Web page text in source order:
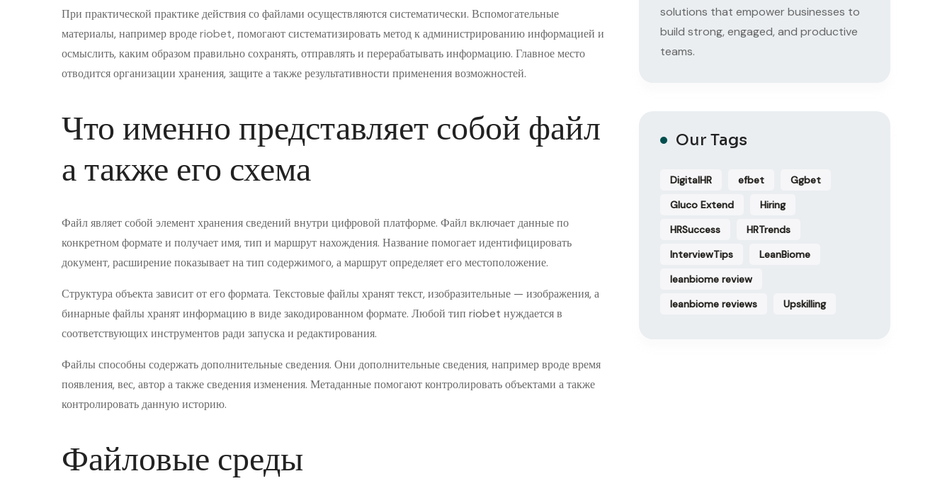
При практической практике действия со файлами осуществляются систематически. Вспомогательные
материалы, например вродеriobet, помогают систематизировать метод к администрированию информацией и
осмыслить, каким образом правильно сохранять, отправлять и перерабатывать информацию. Главное место
отводится организации хранения, защите а также результативности применения возможностей.
Что именно представляет собой файл
а также его схема
Файл являет собой элемент хранения сведений внутри цифровой платформе. Файл включает данные по
конкретном формате и получает имя, тип и маршрут нахождения. Название помогает идентифицировать
документ, расширение показывает на тип содержимого, а маршрут определяет его местоположение.
Структура объекта зависит от его формата. Текстовые файлы хранят текст, изобразительные — изображения, а
бинарные файлы хранят информацию в виде закодированном формате. Любой тип riobet нуждается в
соответствующих инструментов ради запуска и редактирования.
Файлы способны содержать дополнительные сведения. Они дополнительные сведения, например вроде время
появления, вес, автор а также сведения изменения. Метаданные помогают контролировать объектами а также
контролировать данную историю.
Файловые среды
solutions that empower businesses to
build strong, engaged, and productive
teams.
Our Tags
DigitalHR efbet
Ggbet
Gluco Extend
Hiring
HRSuccess
HRTrends
InterviewTips
LeanBiome
leanbiome review
leanbiome reviews
Upskilling